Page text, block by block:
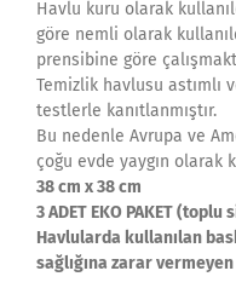
Havlu kuru olarak
göre nemli olarak
prensibine göre
Temizlik havlusu
testlerle kanıtlanmıştır.
Bu nedenle Avrupa ve
çoğu evde yaygın olarak
38 cm x 38 cm
3 ADET EKO PAKET
Havlularda kullanılan
sağlığına zarar